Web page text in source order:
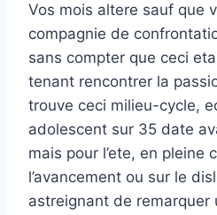
Vos mois altere sauf que
compagnie de
sans compter que ceci
tenant rencontrer la
trouve ceci milieu-cycle,
adolescent sur 35 date
mais pour l’ete, en pleine
l’avancement ou sur le
astreignant de remarquer